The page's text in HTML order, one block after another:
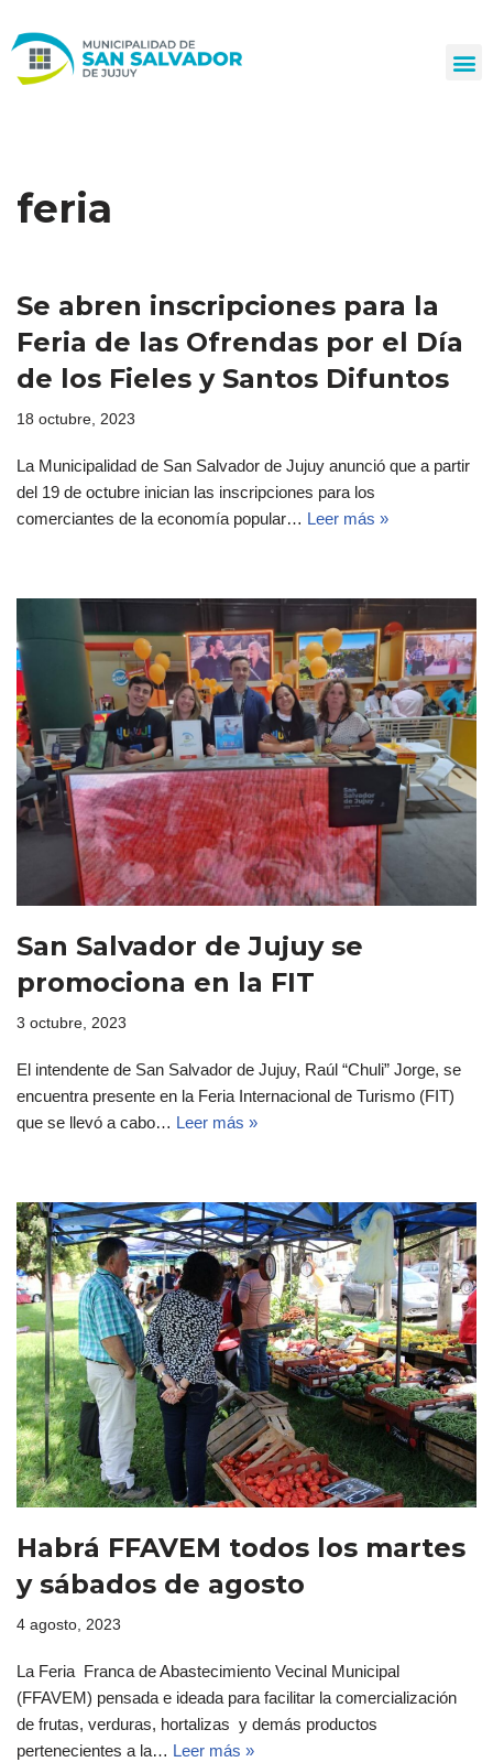
al
feria
Se abren inscripciones para la
Feria de las Ofrendas por el Día
de los Fieles y Santos Difuntos
18 octubre, 2023
La Municipalidad de San Salvador de Jujuy anunció que a partir
del 19 de octubre inician las inscripciones para los
comerciantes de la economía popular… Leer más »
San Salvador de Jujuy se
promociona en la FIT
3 octubre, 2023
El intendente de San Salvador de Jujuy, Raúl “Chuli” Jorge, se
encuentra presente en la Feria Internacional de Turismo (FIT)
que se llevó a cabo… Leer más »
Habrá FFAVEM todos los martes
y sábados de agosto
4 agosto, 2023
La Feria Franca de Abastecimiento Vecinal Municipal
(FFAVEM) pensada e ideada para facilitar la comercialización
de frutas, verduras, hortalizas y demás productos
pertenecientes a la… Leer más »